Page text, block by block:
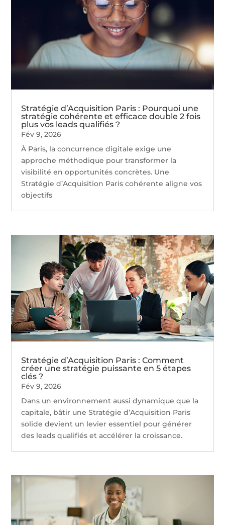
Stratégie d’Acquisition Paris : Pourquoi une
stratégie cohérente et efficace double 2 fois
plus vos leads qualifiés ?
Fév 9, 2026
À Paris, la concurrence digitale exige une
approche méthodique pour transformer la
visibilité en opportunités concrètes. Une
Stratégie d’Acquisition Paris cohérente aligne vos
objectifs
Stratégie d’Acquisition Paris : Comment
créer une stratégie puissante en 5 étapes
clés ?
Fév 9, 2026
Dans un environnement aussi dynamique que la
capitale, bâtir une Stratégie d’Acquisition Paris
solide devient un levier essentiel pour générer
des leads qualifiés et accélérer la croissance.